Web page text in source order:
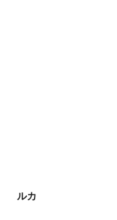
ルカ